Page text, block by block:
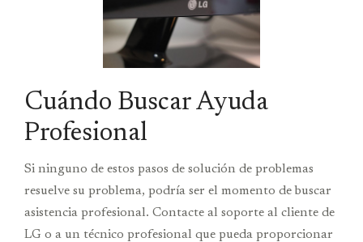
Cuándo Buscar Ayuda
Profesional
Si ninguno de estos pasos de solución de problemas
resuelve su problema, podría ser el momento de buscar
asistencia profesional. Contacte al soporte al cliente de
LG o a un técnico profesional que pueda proporcionar